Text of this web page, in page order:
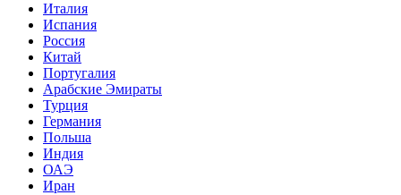
Италия
Испания
Россия
Китай
Португалия
Арабские Эмираты
Турция
Германия
Польша
Индия
ОАЭ
Иран